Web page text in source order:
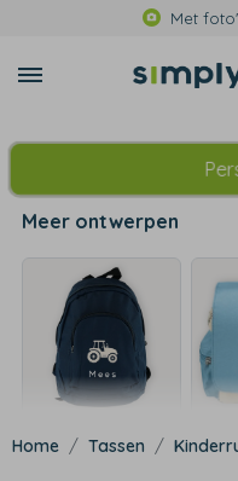
Met
Meer ontwerpen
Tassen